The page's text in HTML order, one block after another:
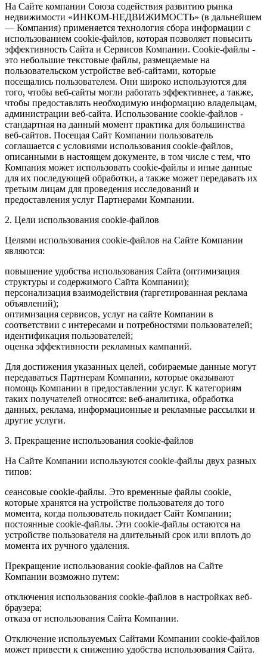
На Сайте компании Союза содействия развитию рынка
недвижимости «ИНКОМ-НЕДВИЖИМОСТЬ» (в дальнейшем
— Компания) применяется технология сбора информации с
использованием cookie-файлов, которая позволяет повысить
эффективность Сайта и Сервисов Компании. Сookie-файлы -
это небольшие текстовые файлы, размещаемые на
пользовательском устройстве веб-сайтами, которые
посещались пользователем. Они широко используются для
того, чтобы веб-сайты могли работать эффективнее, а также,
чтобы предоставлять необходимую информацию владельцам,
администрации веб-сайта. Использование cookie-файлов -
стандартная на данный момент практика для большинства
веб-сайтов. Посещая Сайт Компании пользователь
соглашается с условиями использования cookie-файлов,
описанными в настоящем документе, в том числе с тем, что
Компания может использовать cookie-файлы и иные данные
для их последующей обработки, а также может передавать их
третьим лицам для проведения исследований и
предоставления услуг Партнерами Компании.
2. Цели использования cookie-файлов
Целями использования cookie-файлов на Сайте Компании
являются:
повышение удобства использования Сайта (оптимизация
структуры и содержимого Сайта Компании);
персонализация взаимодействия (таргетированная реклама
объявлений);
оптимизация сервисов, услуг на сайте Компании в
соответствии с интересами и потребностями пользователей;
идентификация пользователей;
оценка эффективности рекламных кампаний.
Для достижения указанных целей, собираемые данные могут
передаваться Партнерам Компании, которые оказывают
помощь Компании в предоставлении услуг. К категориям
таких получателей относятся: веб-аналитика, обработка
данных, реклама, информационные и рекламные рассылки и
другие услуги.
3. Прекращение использования cookie-файлов
На Сайте Компании используются cookie-файлы двух разных
типов:
сеансовые cookie-файлы. Это временные файлы cookie,
которые хранятся на устройстве пользователя до того
момента, когда пользователь покидает Сайт Компании;
постоянные cookie-файлы. Эти cookie-файлы остаются на
устройстве пользователя на длительный срок или вплоть до
момента их ручного удаления.
Прекращение использования cookie-файлов на Сайте
Компании возможно путем:
отключения использования cookie-файлов в настройках веб-
браузера;
отказа от использования Сайта Компании.
Отключение используемых Сайтами Компании cookie-файлов
может привести к снижению удобства использования Сайта.